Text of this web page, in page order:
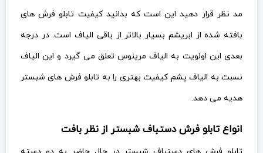
مد نظر قرار دهید این است که بدانید کیفیت تابلو فرش های
بافته شده از ابریشم بسیار بالاتر از باقی الیاف است. در درجه
بعدی این اولویت به الیاف مرینوس تعلق می گیرد و این الیاف
نسبت به الیاف پشم کیفیت بهتری را به تابلو فرش های شبستر
هدیه می دهد.
انواع تابلو فرش دستباف شبستر از نظر بافت